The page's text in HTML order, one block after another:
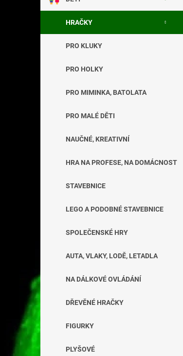
HRAČKY
PRO KLUKY
PRO HOLKY
PRO MIMINKA, BATOLATA
PRO MALÉ DĚTI
NAUČNÉ, KREATIVNÍ
HRA NA PROFESE, NA DOMÁCNOST
STAVEBNICE
LEGO A PODOBNÉ STAVEBNICE
SPOLEČENSKÉ HRY
AUTA, VLAKY, LODĚ, LETADLA
NA DÁLKOVÉ OVLÁDÁNÍ
DŘEVĚNÉ HRAČKY
FIGURKY
PLYŠOVÉ